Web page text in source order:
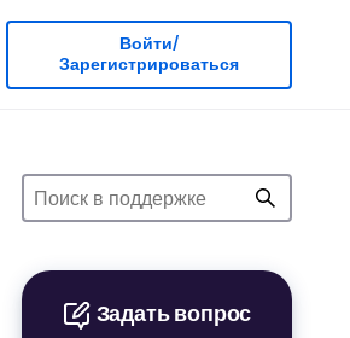
Войти/
Зарегистрироваться
Задать вопрос